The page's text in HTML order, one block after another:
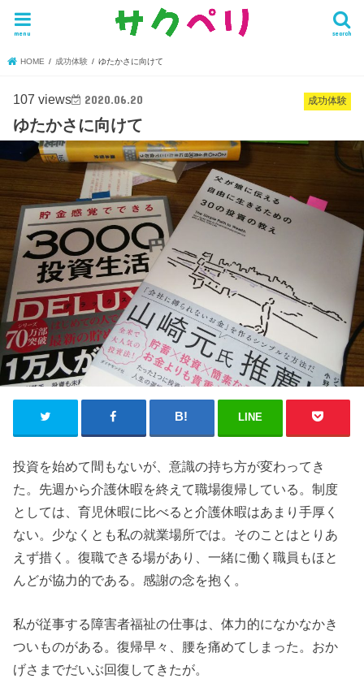
search
menu
HOME 成功体験 ゆたかさに向けて
成功体験
107 views 2020.06.20
ゆたかさに向けて
LINE
投資を始めて間もないが、意識の持ち方が変わってき
た。先週から介護休暇を終えて職場復帰している。制度
としては、育児休暇に比べると介護休暇はあまり手厚く
ない。少なくとも私の就業場所では。そのことはとりあ
えず措く。復職できる場があり、一緒に働く職員もほと
んどが協力的である。感謝の念を抱く。
私が従事する障害者福祉の仕事は、体力的になかなかき
ついものがある。復帰早々、腰を痛めてしまった。おか
げさまでだいぶ回復してきたが。